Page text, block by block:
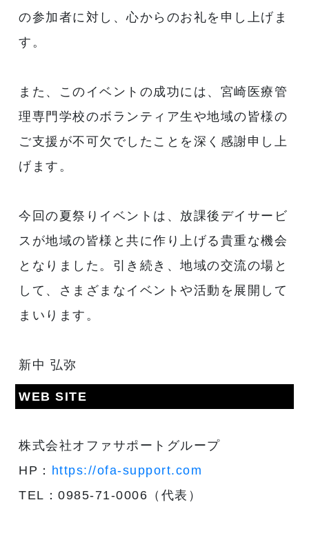
の参加者に対し、心からのお礼を申し上げま
す。
また、このイベントの成功には、宮崎医療管
理専門学校のボランティア生や地域の皆様の
ご支援が不可欠でしたことを深く感謝申し上
げます。
今回の夏祭りイベントは、放課後デイサービ
スが地域の皆様と共に作り上げる貴重な機会
となりました。引き続き、地域の交流の場と
して、さまざまなイベントや活動を展開して
まいります。
新中 弘弥
WEB SITE
株式会社オファサポートグループ
HP： https://ofa-support.com
TEL：0985-71-0006（代表）